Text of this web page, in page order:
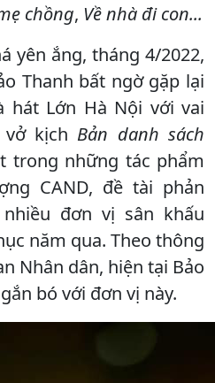
chồng, Về nhà đi con...
yên ắng, tháng 4/2022,
Thanh bất ngờ gặp lại
hát Lớn Hà Nội với vai
kịch Bản danh sách
trong những tác phẩm
CAND, đề tài phản
đơn vị sân khấu
năm qua. Theo thông
Nhân dân, hiện tại Bảo
bó với đơn vị này.